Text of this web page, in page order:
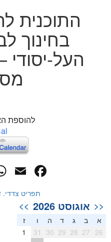
התוכנית
בחינוך
העל-יסודי
להוספת
תפריט צדדי.
<< אוגוסט 2026 >>
א ב ג ד ה
ז
26
27
28
29
30
31